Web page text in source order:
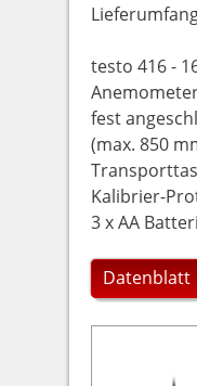
testo 416 -
fest
(max. 850
Kalibrier-
3 x AA
Datenblatt